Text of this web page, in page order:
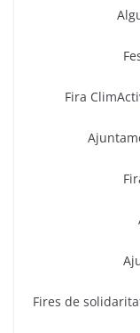
Fira
Fires de